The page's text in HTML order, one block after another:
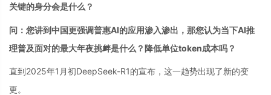
关键的身分会是什么？
问：您讲到中国更强调普惠AI的应用渗入渗出，那您认为当下AI推
理普及面对的最大年夜挑衅是什么？降低单位token成本吗？
直到2025年1月初DeepSeek-R1的宣布，这一趋势出现了新的变
更。